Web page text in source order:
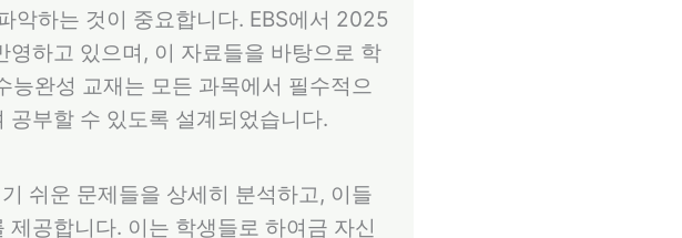
악하는 것이 중요합니다. EBS에서 2025
하고 있으며, 이 자료들을 바탕으로 학
능완성 교재는 모든 과목에서 필수적으
부할 수 있도록 설계되었습니다.
쉬운 문제들을 상세히 분석하고, 이들
공합니다. 이는 학생들로 하여금 자신